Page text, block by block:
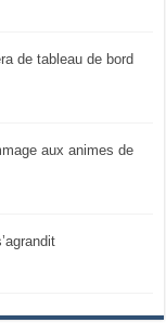
de tableau de bord
aux animes de